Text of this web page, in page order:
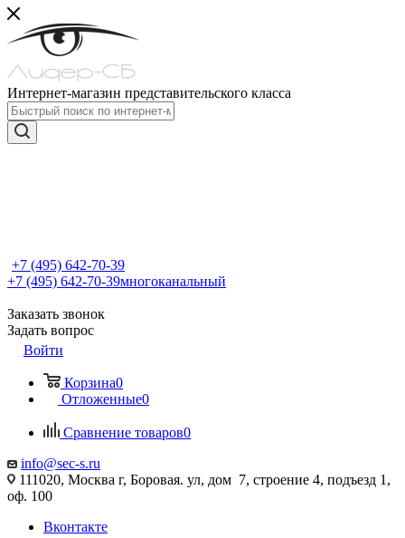
Интернет-магазин представительского класса
+7 (495) 642-70-39
+7 (495) 642-70-39многоканальный
Заказать звонок
Задать вопрос
Войти
Корзина0
Отложенные0
Сравнение товаров0
info@sec-s.ru
111020, Москва г, Боровая. ул, дом 7, строение 4, подъезд 1,
оф. 100
Вконтакте